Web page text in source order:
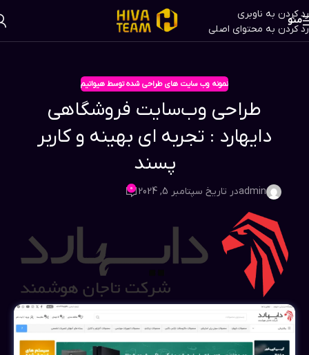
رد کردن به ناوبری
رد کردن به محتوای اصلی
منو
نمونه وب سایت های طراحی شده توسط هیواتیم
طراحی وب‌سایت فروشگاهی
دایهارد : تجربه ای بهینه و کاربر
پسند
adminدر تاریخ سپتامبر 5, 2024 0